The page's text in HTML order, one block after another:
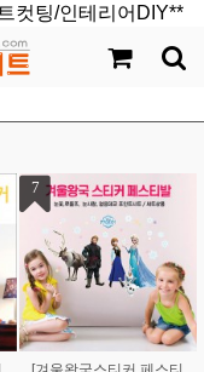
컷팅/인테리어DIY**